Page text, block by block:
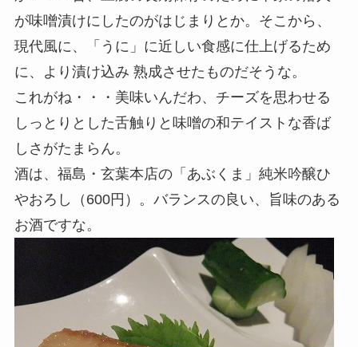
が味噌漬けにしたのがはじまりとか。そこから、
現代風に、「うに」に近しい食感に仕上げるため
に、より漬け込み 熟成させたものだそうな。
これがね・・・美味いんだわ、チーズを思わせる
しっとりとした舌触りと味噌の和テイストな香ば
しさがたまらん。
酒は、福島・玄葉本店の「あぶくま」純米吟醸ひ
やおろし（600円）。バランスの良い、旨味のある
お酒ですな。